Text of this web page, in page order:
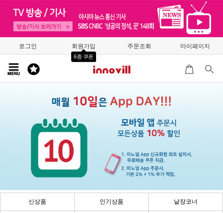
로그인 회원가입
6종 쿠폰
주문조회 마이페이지
신상품 인기상품 낱장코너